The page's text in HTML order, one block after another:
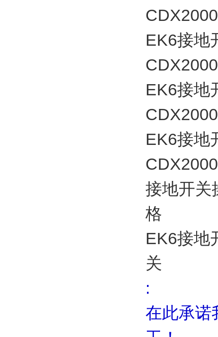
EK6接地
EK6接地
EK6接地
接地开
格
EK6接
关
:
在此承诺